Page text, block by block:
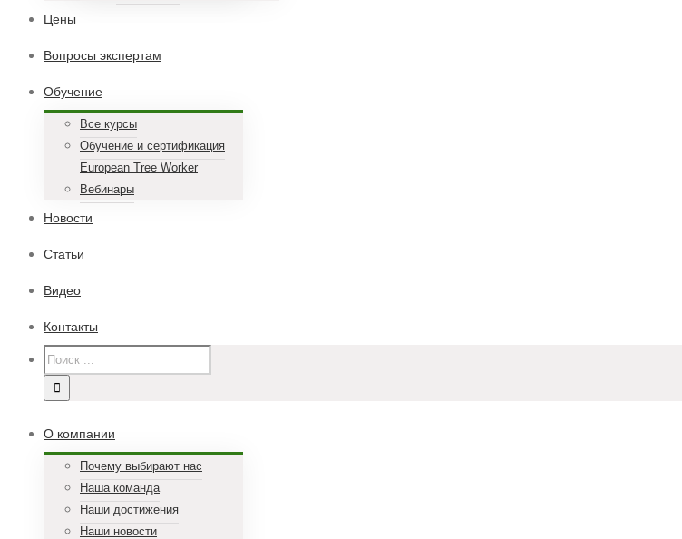
Цены
Вопросы экспертам
Обучение
Все курсы
Обучение и сертификация
European Tree Worker
Вебинары
Новости
Статьи
Видео
Контакты
О компании
Почему выбирают нас
Наша команда
Наши достижения
Наши новости